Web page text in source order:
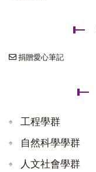
捐贈愛心筆記
工程學群
自然科學學群
人文社會學群